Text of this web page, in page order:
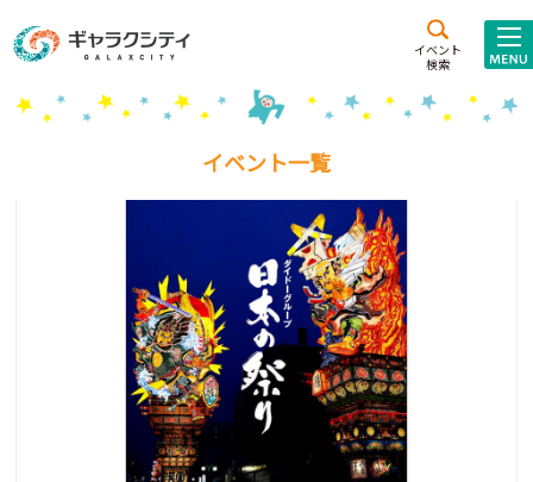
イベント
検索
施設案内
こども
西新井
施設･
こどもみーてぃんぐ
お知らせ
イベント一覧